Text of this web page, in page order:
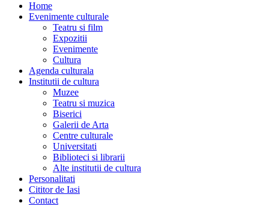
Home
Evenimente culturale
Teatru si film
Expozitii
Evenimente
Cultura
Agenda culturala
Institutii de cultura
Muzee
Teatru si muzica
Biserici
Galerii de Arta
Centre culturale
Universitati
Biblioteci si librarii
Alte institutii de cultura
Personalitati
Cititor de Iasi
Contact